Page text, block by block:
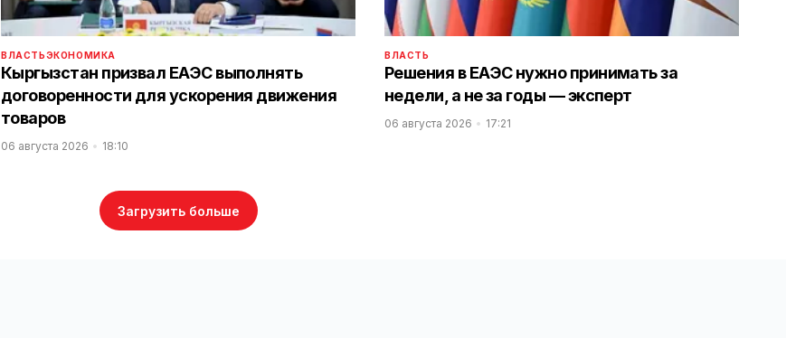
ВЛАСТЬЭКОНОМИКА
Кыргызстан призвал ЕАЭС выполнять
договоренности для ускорения движения
товаров
06 августа 2026 18:10
ВЛАСТЬ
Решения в ЕАЭС нужно принимать за
недели, а не за годы — эксперт
06 августа 2026 17:21
Загрузить больше